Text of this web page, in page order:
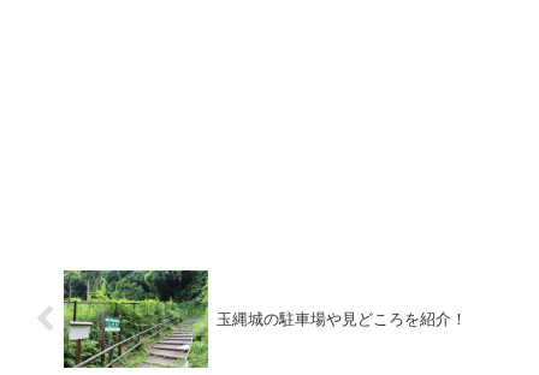
玉縄城の駐車場や見どころを紹介！